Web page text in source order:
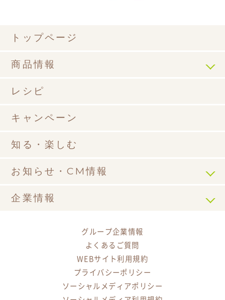
トップページ
商品情報
レシピ
キャンペーン
知る・楽しむ
お知らせ・CM情報
企業情報
グループ企業情報
よくあるご質問
WEBサイト利用規約
プライバシーポリシー
ソーシャルメディアポリシー